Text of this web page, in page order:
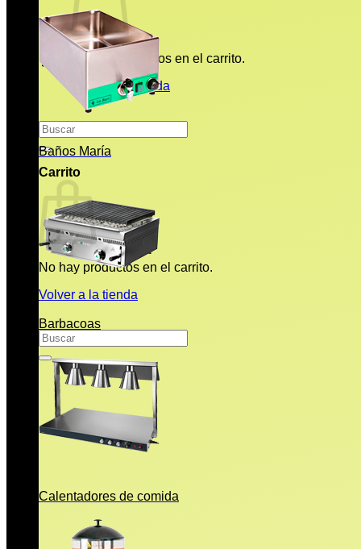
No hay productos en el carrito.
Volver a la tienda
Buscar
por:
Carrito
No hay productos en el carrito.
Volver a la tienda
Buscar
por:
Baños María
Barbacoas
Calentadores de comida